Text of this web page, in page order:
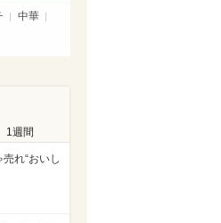
中華
1週間
れ“おいし